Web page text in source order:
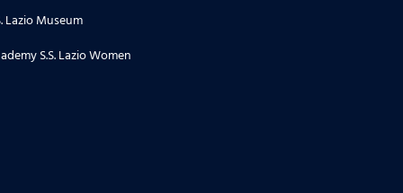
Lazio Museum
S.S. Lazio Women